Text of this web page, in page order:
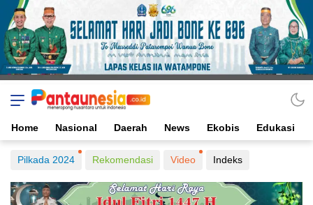
Home Nasional Daerah News Ekobis Edukasi
Pilkada 2024 Rekomendasi Video Indeks